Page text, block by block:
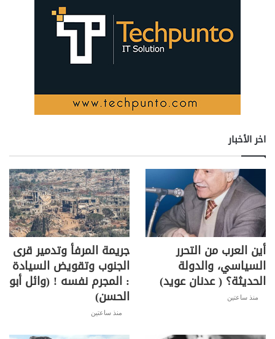
اخر الأخبار
أين العرب من التحرر
السياسي، والدولة
الحديثة؟ ( عدنان عويد)
منذ ساعتين
جريمة المرفأ وتدمير قرى
الجنوب وتقويض السيادة
: المجرم نفسه ! (وائل أبو
الحسن)
منذ ساعتين